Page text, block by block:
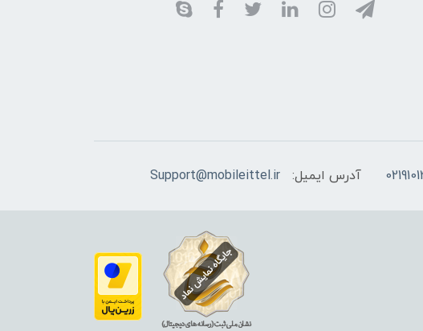
آدرس ایمیل: Support@mobileittel.ir